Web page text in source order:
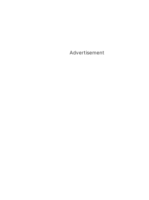
Advertisement